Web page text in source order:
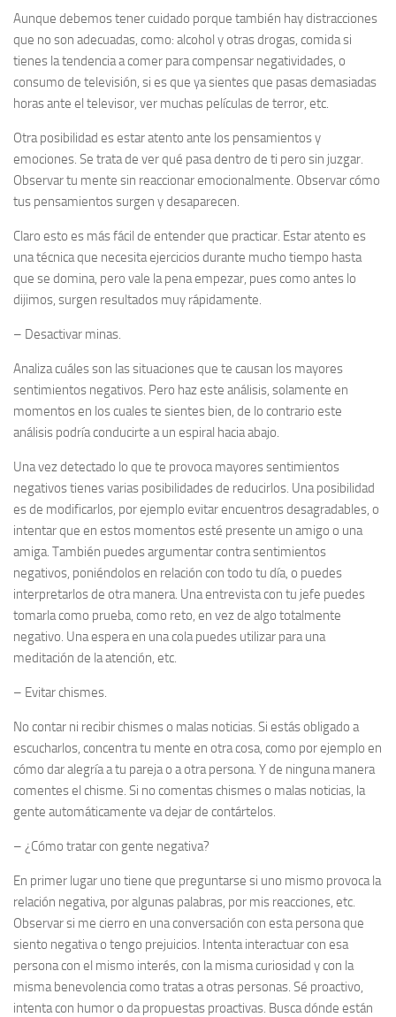
Aunque debemos tener cuidado porque también hay distracciones
que no son adecuadas, como: alcohol y otras drogas, comida si
tienes la tendencia a comer para compensar negatividades, o
consumo de televisión, si es que ya sientes que pasas demasiadas
horas ante el televisor, ver muchas películas de terror, etc.
Otra posibilidad es estar atento ante los pensamientos y
emociones. Se trata de ver qué pasa dentro de ti pero sin juzgar.
Observar tu mente sin reaccionar emocionalmente. Observar cómo
tus pensamientos surgen y desaparecen.
Claro esto es más fácil de entender que practicar. Estar atento es
una técnica que necesita ejercicios durante mucho tiempo hasta
que se domina, pero vale la pena empezar, pues como antes lo
dijimos, surgen resultados muy rápidamente.
– Desactivar minas.
Analiza cuáles son las situaciones que te causan los mayores
sentimientos negativos. Pero haz este análisis, solamente en
momentos en los cuales te sientes bien, de lo contrario este
análisis podría conducirte a un espiral hacia abajo.
Una vez detectado lo que te provoca mayores sentimientos
negativos tienes varias posibilidades de reducirlos. Una posibilidad
es de modificarlos, por ejemplo evitar encuentros desagradables, o
intentar que en estos momentos esté presente un amigo o una
amiga. También puedes argumentar contra sentimientos
negativos, poniéndolos en relación con todo tu día, o puedes
interpretarlos de otra manera. Una entrevista con tu jefe puedes
tomarla como prueba, como reto, en vez de algo totalmente
negativo. Una espera en una cola puedes utilizar para una
meditación de la atención, etc.
– Evitar chismes.
No contar ni recibir chismes o malas noticias. Si estás obligado a
escucharlos, concentra tu mente en otra cosa, como por ejemplo en
cómo dar alegría a tu pareja o a otra persona. Y de ninguna manera
comentes el chisme. Si no comentas chismes o malas noticias, la
gente automáticamente va dejar de contártelos.
– ¿Cómo tratar con gente negativa?
En primer lugar uno tiene que preguntarse si uno mismo provoca la
relación negativa, por algunas palabras, por mis reacciones, etc.
Observar si me cierro en una conversación con esta persona que
siento negativa o tengo prejuicios. Intenta interactuar con esa
persona con el mismo interés, con la misma curiosidad y con la
misma benevolencia como tratas a otras personas. Sé proactivo,
intenta con humor o da propuestas proactivas. Busca dónde están